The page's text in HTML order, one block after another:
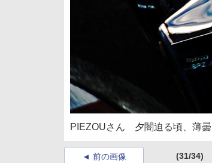
PIEZOUさん 夕闇迫る頃、薄曇
前の画像 (31/34)